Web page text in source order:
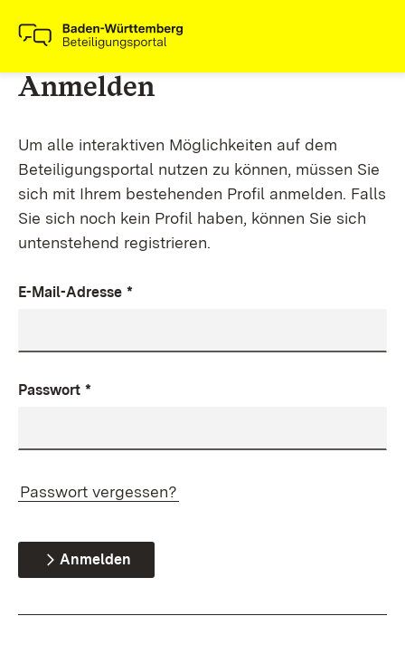
Anmelden
Um alle interaktiven Möglichkeiten auf dem
Beteiligungsportal nutzen zu können, müssen Sie
sich mit Ihrem bestehenden Profil anmelden. Falls
Sie sich noch kein Profil haben, können Sie sich
untenstehend registrieren.
E-Mail-Adresse *
Passwort *
Passwort vergessen?
Anmelden